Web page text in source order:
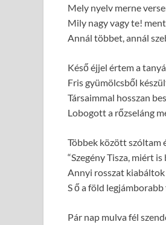
Mely nyelv merne
Mily nagy vagy te!
Annál többet, annál
Késő éjjel értem a
Fris gyümölcsből
Társaimmal hosszan
Lobogott a rőzseláng
Többek között szóltam
“Szegény Tisza, miért
Annyi rosszat
S ő a föld legjámborabb
Pár nap mulva fél